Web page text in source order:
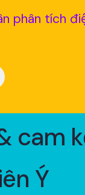
phân tích
cam
Ý